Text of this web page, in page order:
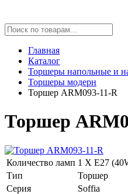
Главная
Каталог
Торшеры напольные и
Торшеры модерн
Торшер ARM093-11-R
Торшер
Количество ламп 1 Х E27
Тип
Торшер
Серия
Soffia